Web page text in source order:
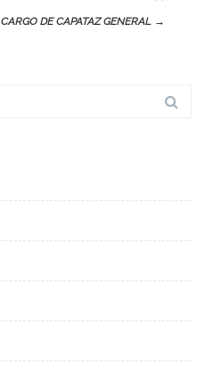
CARGO DE CAPATAZ GENERAL →